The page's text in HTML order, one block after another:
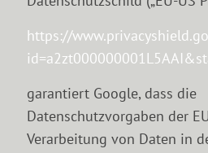
https://
garantiert Google, dass die
Datenschutzvorgaben der
Verarbeitung von Daten in